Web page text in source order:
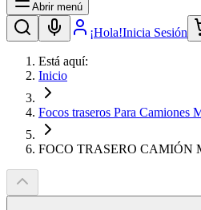
Abrir menú
¡Hola!Inicia Sesión
Está aquí:
Inicio
Focos traseros Para Camiones
FOCO TRASERO CAMIÓN